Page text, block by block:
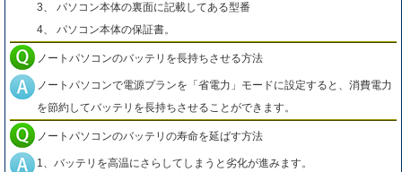
3、 パソコン本体の裏面に記載してある型番
4、 パソコン本体の保証書。
ノートパソコンのバッテリを長持ちさせる方法
ノートパソコンで電源プランを「省電力」モードに設定すると、消費電力
を節約してバッテリを長持ちさせることができます。
ノートパソコンのバッテリの寿命を延ばす方法
1、バッテリを高温にさらしてしまうと劣化が進みます。